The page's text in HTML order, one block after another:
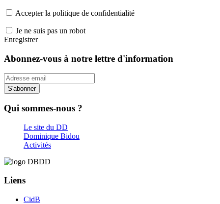
Accepter la politique de confidentialité
Je ne suis pas un robot
Enregistrer
Abonnez-vous à notre lettre d'information
S'abonner
Qui sommes-nous ?
Le site du DD
Dominique Bidou
Activités
Liens
CidB